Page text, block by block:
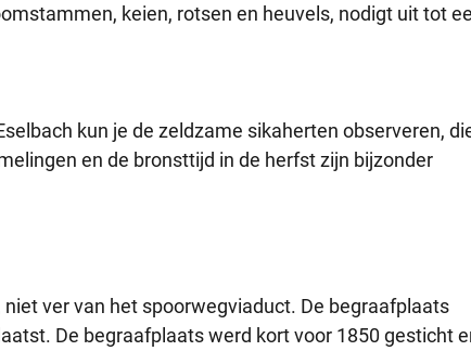
keien, rotsen en heuvels, nodigt uit tot
kun je de zeldzame sikaherten observeren,
en de bronsttijd in de herfst zijn bijzonder
ver van het spoorwegviaduct. De begraafplaats
De begraafplaats werd kort voor 1850 gesticht